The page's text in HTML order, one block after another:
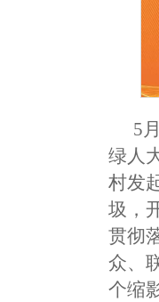
5
绿人
村发
圾，
贯彻
众、
个缩